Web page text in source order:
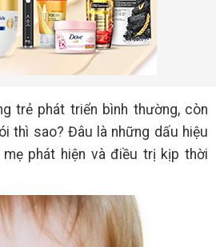
trẻ phát triển bình thường, còn
thì sao? Đâu là những dấu hiệu
phát hiện và điều trị kịp thời